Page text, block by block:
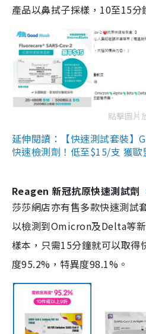
產品以鼻拭子採樣，10至15分
點擊圖片
延伸閱讀：【快速測試套裝】
快速檢測劑！低至$15/支 獲
Reagen 新冠抗原快速測試劑
莎莎網店亦有售多款快速測試
以檢測到Omicron及Delta等
樣本，只需15分鐘就可以取得
度95.2%，特異度98.1%。